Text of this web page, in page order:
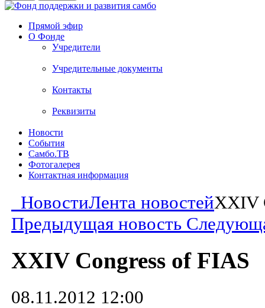
Прямой эфир
О Фонде
Учредители
Учредительные документы
Контакты
Реквизиты
Новости
События
Самбо.ТВ
Фотогалерея
Контактная информация
НовостиЛента новостейXXIV
Предыдущая новость
XXIV Congress of FIAS
08.11.2012 12:00